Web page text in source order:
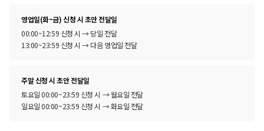
영업일(화~금) 신청 시 초안 전달일
00:00~12:59 신청 시 → 당일 전달
13:00~23:59 신청 시 → 다음 영업일 전달
주말 신청 시 초안 전달일
토요일 00:00~23:59 신청 시 → 월요일 전달
일요일 00:00~23:59 신청 시 → 화요일 전달